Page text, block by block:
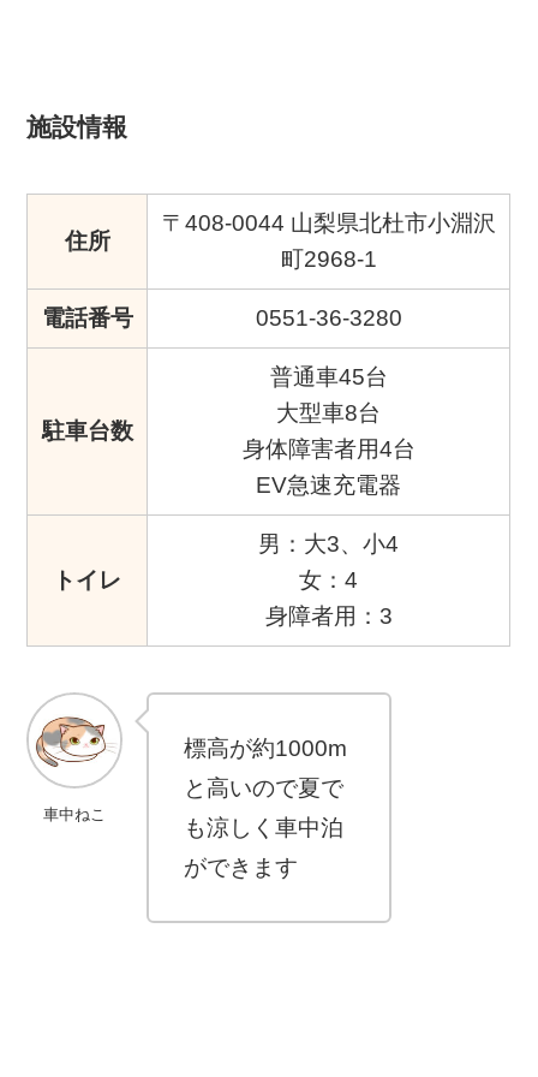
施設情報
住所
〒408-0044 山梨県北杜市小淵沢
町2968-1
電話番号 0551-36-3280
駐車台数
普通車45台
大型車8台
身体障害者用4台
EV急速充電器
トイレ
男：大3、小4
女：4
身障者用：3
車中ねこ
標高が約1000m
と高いので夏で
も涼しく車中泊
ができます